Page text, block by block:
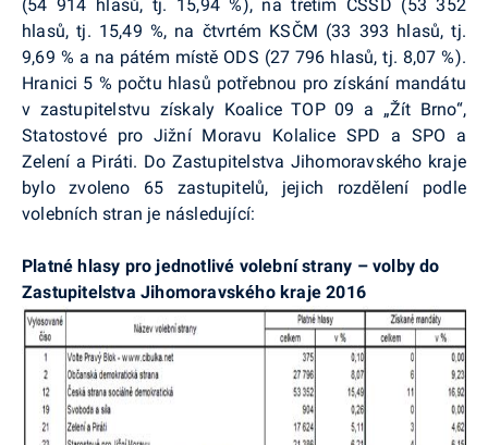
(54 914 hlasů, tj. 15,94 %), na třetím ČSSD (53 352
hlasů, tj. 15,49 %, na čtvrtém KSČM (33 393 hlasů, tj.
9,69 % a na pátém místě ODS (27 796 hlasů, tj. 8,07 %).
Hranici 5 % počtu hlasů potřebnou pro získání mandátu
v zastupitelstvu získaly Koalice TOP 09 a „Žít Brno“,
Statostové pro Jižní Moravu KolaliceSPD a SPO a
Zelení a Piráti. Do Zastupitelstva Jihomoravského kraje
bylo zvoleno 65 zastupitelů, jejich rozdělení podle
volebních stran je následující:
Platné hlasy pro jednotlivé volební strany – volby do
Zastupitelstva Jihomoravského kraje 2016